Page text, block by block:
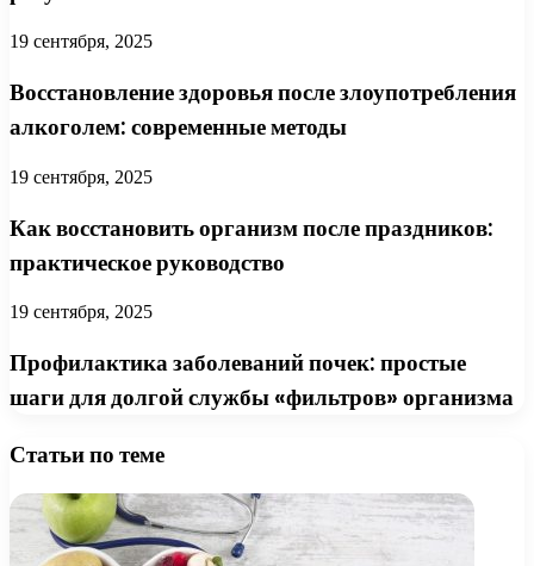
19 сентября, 2025
Восстановление здоровья после злоупотребления
алкоголем: современные методы
19 сентября, 2025
Как восстановить организм после праздников:
практическое руководство
19 сентября, 2025
Профилактика заболеваний почек: простые
шаги для долгой службы «фильтров» организма
Статьи по теме